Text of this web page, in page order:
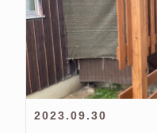
2023.09.30